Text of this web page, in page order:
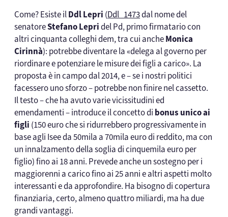
Come? Esiste ilDdl Lepri (Ddl_1473dal nome del
senatoreStefano Lepridel Pd, primo firmatario con
altri cinquanta colleghi dem, tra cui ancheMonica
Cirinnà): potrebbe diventare la «delega al governo per
riordinare e potenziare le misure dei figli a carico». La
proposta è in campo dal 2014, e – se i nostri politici
facessero uno sforzo – potrebbe non finire nel cassetto.
Il testo – che ha avuto varie vicissitudini ed
emendamenti – introduce il concetto di bonus unico ai
figli (150 euro che si ridurrebbero progressivamente in
base agli Isee da 50mila a 70mila euro di reddito, ma con
un innalzamento della soglia di cinquemila euro per
figlio) fino ai 18 anni. Prevede anche un sostegno per i
maggiorenni a carico fino ai 25 anni e altri aspetti molto
interessanti e da approfondire. Ha bisogno di copertura
finanziaria, certo, almeno quattro miliardi, ma ha due
grandi vantaggi.